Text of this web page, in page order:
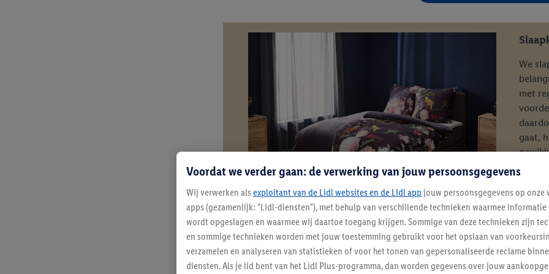
We
met
gaat,
cm.
Wist je dat?
Jersey en katoen zijn de meest populaire materialen voor
Voordat we verder gaan: de verwerking van jouw persoonsgegevens
Wij verwerken als exploitant van de Lidl websites en de Lidl app jouw persoonsgegevens op onze
apps (gezamenlijk: "Lidl-diensten"), met behulp van verschillende technieken waarmee
wordt opgeslagen en waarmee wij daartoe toegang krijgen. Sommige van deze technieken zijn
en sommige technieken worden met jouw toestemming gebruikt voor het opslaan van
verzamelen en analyseren van statistieken of voor het tonen van gepersonaliseerde reclame
diensten. Als je lid bent van het Lidl Plus-programma, dan worden gegevens over jouw